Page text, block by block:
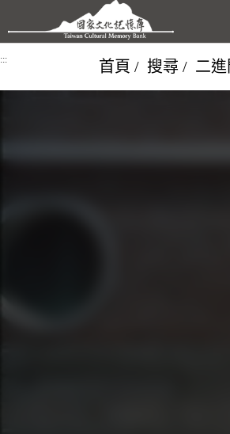
跳到主要內容區塊
::: 首頁 搜尋 二